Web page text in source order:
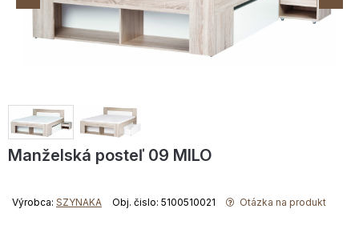
Manželská posteľ 09 MILO
Výrobca: SZYNAKA Obj. čislo: 5100510021 Otázka na produkt